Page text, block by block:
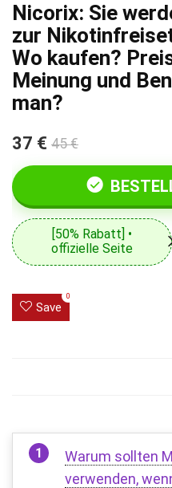
Nicorix: Sie
zur
Wo kaufen?
Meinung und
man?
37 € 45 €
[50% Rabatt] •
offizielle Seite
Save
0
Warum sollten
verwenden,